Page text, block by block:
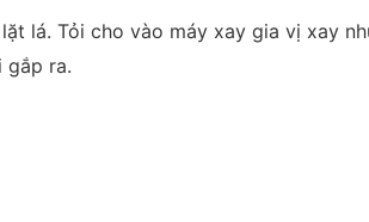
lá. Tỏi cho vào máy xay gia vị xay
gắp ra.